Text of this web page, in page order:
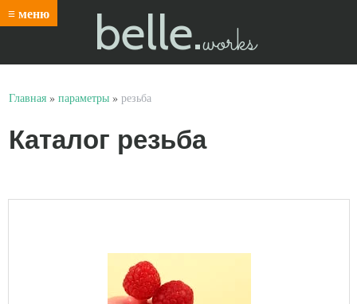
≡ меню belle.works
Главная » параметры » резьба
Каталог резьба